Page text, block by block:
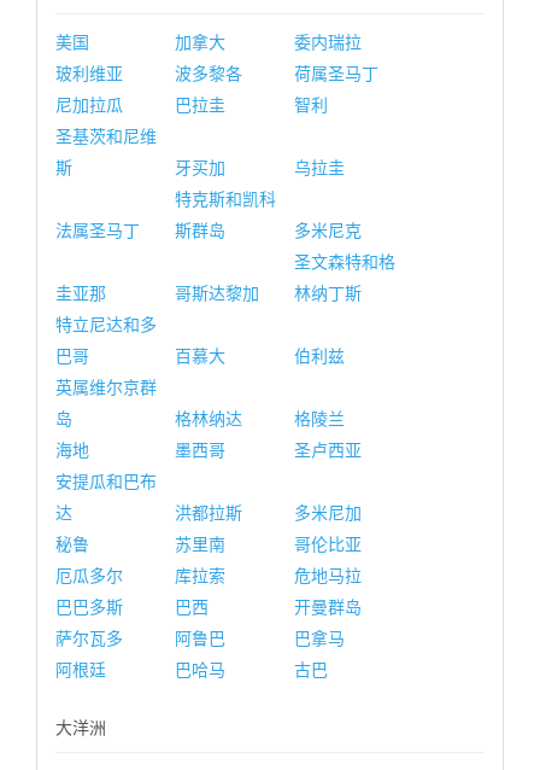
美国 加拿大
委内瑞拉
玻利维亚
波多黎各
荷属圣马丁
尼加拉瓜
巴拉圭
智利
圣基茨和尼维
斯
牙买加 乌拉圭
法属圣马丁
特克斯和凯科
斯群岛
多米尼克
圭亚那 哥斯达黎加
圣文森特和格
林纳丁斯
特立尼达和多
巴哥
百慕大
伯利兹
英属维尔京群
岛
格林纳达
格陵兰
海地
墨西哥
圣卢西亚
安提瓜和巴布
达
洪都拉斯
多米尼加
秘鲁
苏里南
哥伦比亚
厄瓜多尔
库拉索
危地马拉
巴巴多斯
巴西
开曼群岛
萨尔瓦多
阿鲁巴
巴拿马
阿根廷
巴哈马 古巴
大洋洲